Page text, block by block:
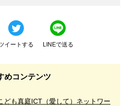
イートする LINEで送る
めコンテンツ
ども真庭ICT（愛して）ネットワー